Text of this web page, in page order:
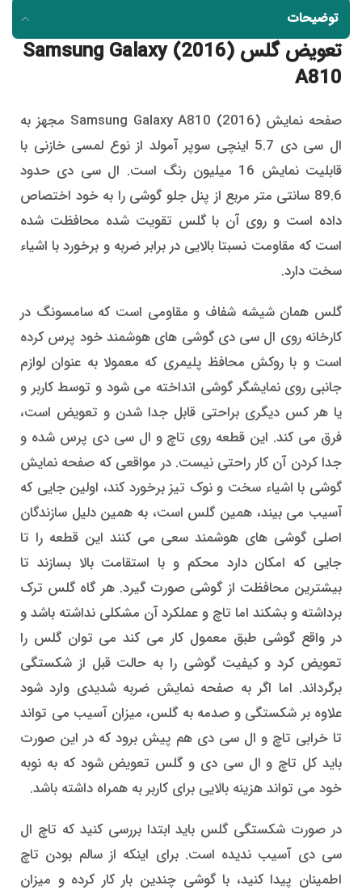
توضیحات
تعویض گلس (2016) Samsung Galaxy
A810
صفحه نمایش (2016) Samsung Galaxy A810 مجهز به
ال سی دی 5.7 اینچی سوپر آمولد از نوع لمسی خازنی با
قابلیت نمایش 16 میلیون رنگ است. ال سی دی حدود
89.6 سانتی متر مربع از پنل جلو گوشی را به خود اختصاص
داده است و روی آن با گلس تقویت شده محافظت شده
است که مقاومت نسبتا بالایی در برابر ضربه و برخورد با اشیاء
سخت دارد.
گلس همان شیشه شفاف و مقاومی است که سامسونگ در
کارخانه روی ال سی دی گوشی های هوشمند خود پرس کرده
است و با روکش محافظ پلیمری که معمولا به عنوان لوازم
جانبی روی نمایشگر گوشی انداخته می شود و توسط کاربر و
یا هر کس دیگری براحتی قابل جدا شدن و تعویض است،
فرق می کند. این قطعه روی تاچ و ال سی دی پرس شده و
جدا کردن آن کار راحتی نیست. در مواقعی که صفحه نمایش
گوشی با اشیاء سخت و نوک تیز برخورد کند، اولین جایی که
آسیب می بیند، همین گلس است، به همین دلیل سازندگان
اصلی گوشی های هوشمند سعی می کنند این قطعه را تا
جایی که امکان دارد محکم و با استقامت بالا بسازند تا
بیشترین محافظت از گوشی صورت گیرد. هر گاه گلس ترک
برداشته و بشکند اما تاچ و عملکرد آن مشکلی نداشته باشد و
در واقع گوشی طبق معمول کار می کند می توان گلس را
تعویض کرد و کیفیت گوشی را به حالت قبل از شکستگی
برگرداند. اما اگر به صفحه نمایش ضربه شدیدی وارد شود
علاوه بر شکستگی و صدمه به گلس، میزان آسیب می تواند
تا خرابی تاچ و ال سی دی هم پیش برود که در این صورت
باید کل تاچ و ال سی دی و گلس تعویض شود که به نوبه
خود می تواند هزینه بالایی برای کاربر به همراه داشته باشد.
در صورت شکستگی گلس باید ابتدا بررسی کنید که تاچ ال
سی دی آسیب ندیده است. برای اینکه از سالم بودن تاچ
اطمینان پیدا کنید، با گوشی چندین بار کار کرده و میزان